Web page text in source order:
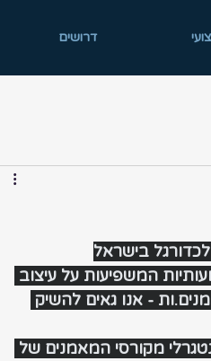
דרושים
המשפיעות על עיצוב
- אנו גאים להשיק
מקורסי המאמנים של